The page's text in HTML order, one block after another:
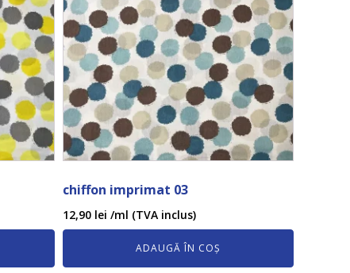
chiffon imprimat 03
12,90 lei /ml (TVA inclus)
ADAUGĂ ÎN COȘ